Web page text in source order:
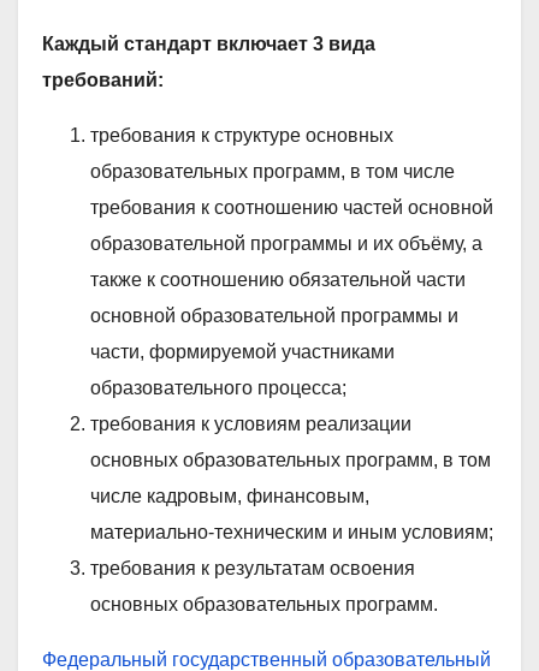
Каждый стандарт включает 3 вида
требований:
требования к структуре основных
образовательных программ, в том числе
требования к соотношению частей основной
образовательной программы и их объёму, а
также к соотношению обязательной части
основной образовательной программы и
части, формируемой участниками
образовательного процесса;
требования к условиям реализации
основных образовательных программ, в том
числе кадровым, финансовым,
материально-техническим и иным условиям;
требования к результатам освоения
основных образовательных программ.
Федеральный государственный образовательный